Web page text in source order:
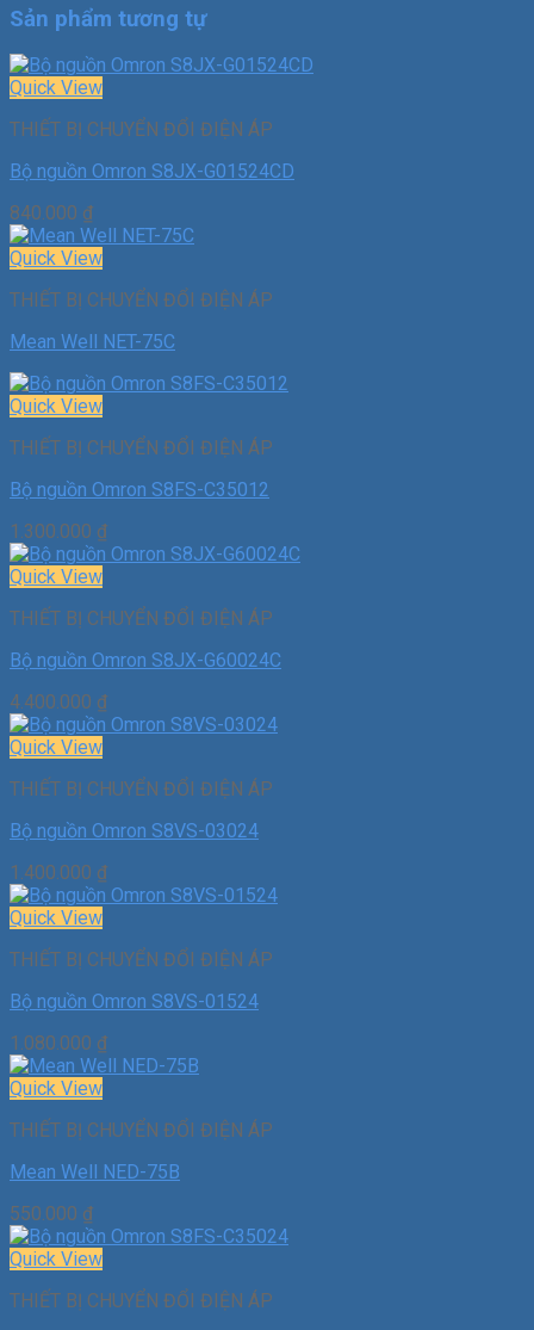
Sản phẩm tương tự
Quick View
THIẾT BỊ CHUYỂN ĐỔI ĐIỆN ÁP
Bộ nguồn Omron S8JX-G01524CD
840.000 ₫
Quick View
THIẾT BỊ CHUYỂN ĐỔI ĐIỆN ÁP
Mean Well NET-75C
Quick View
THIẾT BỊ CHUYỂN ĐỔI ĐIỆN ÁP
Bộ nguồn Omron S8FS-C35012
1.300.000 ₫
Quick View
THIẾT BỊ CHUYỂN ĐỔI ĐIỆN ÁP
Bộ nguồn Omron S8JX-G60024C
4.400.000 ₫
Quick View
THIẾT BỊ CHUYỂN ĐỔI ĐIỆN ÁP
Bộ nguồn Omron S8VS-03024
1.400.000 ₫
Quick View
THIẾT BỊ CHUYỂN ĐỔI ĐIỆN ÁP
Bộ nguồn Omron S8VS-01524
1.080.000 ₫
Quick View
THIẾT BỊ CHUYỂN ĐỔI ĐIỆN ÁP
Mean Well NED-75B
550.000 ₫
Quick View
THIẾT BỊ CHUYỂN ĐỔI ĐIỆN ÁP